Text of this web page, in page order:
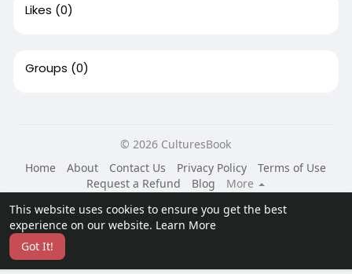
This website uses cookies to ensure you get the best
experience on our website. Learn More
Got It!
Likes (0)
Groups (0)
© 2026 CulturesBook
Home
About Contact Us Privacy Policy
Terms of Use
Request a Refund
Blog
More
Language